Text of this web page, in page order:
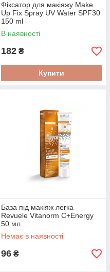
Фіксатор для макіяжу Make
Up Fix Spray UV Water SPF30
150 ml
В наявності
182 ₴
Купити
База під макіяж легка
Revuele Vitanorm C+Energy
50 мл
Немає в наявності
96 ₴